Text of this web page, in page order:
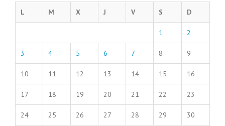
L M X J V S D
1 2
3 4 5 6 7 8 9
10 11 12 13 14 15 16
17 18 19 20 21 22 23
24 25 26 27 28 29 30